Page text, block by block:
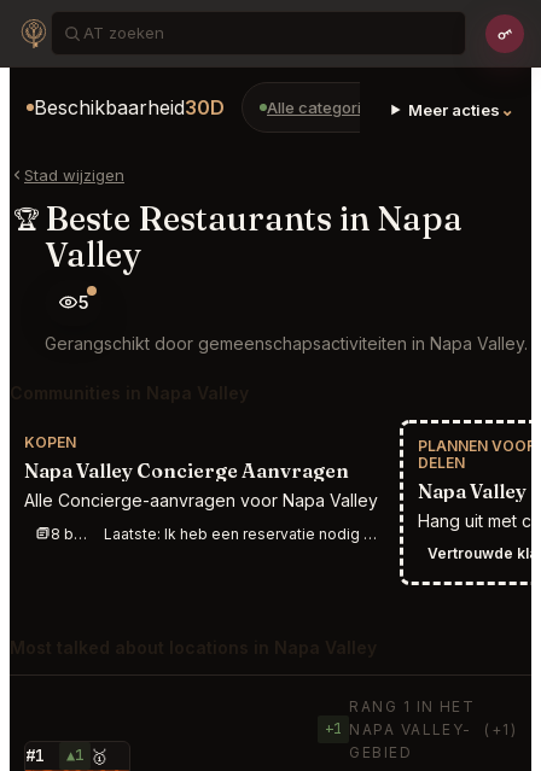
Beschikbaarheid30D Alle categorieën Restaurants
Meer acties ⌄
Stad wijzigen
🏆 Beste Restaurants in Napa
Valley
5
Gerangschikt door gemeenschapsactiviteiten in Napa Valley.
KOPEN
Napa Valley Concierge Aanvragen
Alle Concierge-aanvragen voor Napa Valley
8 berichten deze week Laatste: Ik heb een reservatie nodig bij The French Laundry voor 2 personen op 10 september op welk moment dan ook
PLANNEN VOOR
DELEN
Napa Valley
Hang uit met
Vertrouwde
#1 ▲1 🥇
+1
RANG 1 IN HET
NAPA VALLEY-
GEBIED
(+1)